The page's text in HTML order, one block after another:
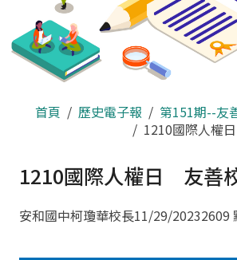
區
首頁 歷史電子報
第151期--友
1210國際人權
1210國際人權日 友善
安和國中柯瓊華校長11/29/20232609